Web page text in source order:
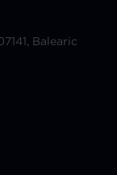
Balearic